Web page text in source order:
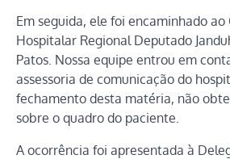
Em seguida, ele foi encaminhado ao
Hospitalar Regional Deputado
Patos. Nossa equipe entrou em
assessoria de comunicação do
fechamento desta matéria, não
sobre o quadro do paciente.
A ocorrência foi apresentada à